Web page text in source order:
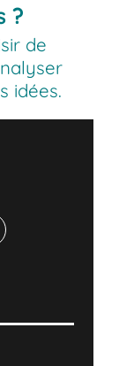
?
de
idées.